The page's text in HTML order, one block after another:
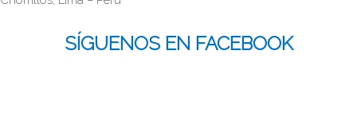
SÍGUENOS EN FACEBOOK